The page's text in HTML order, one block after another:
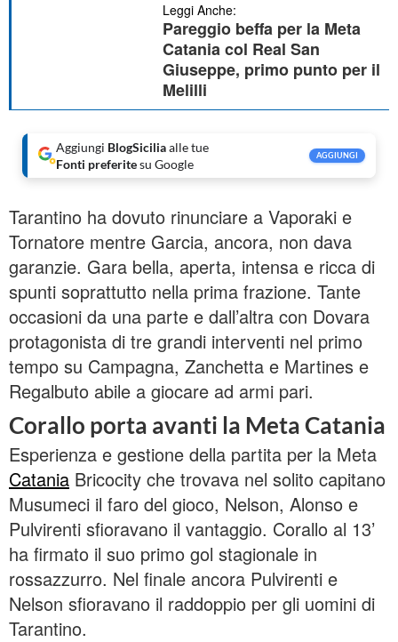
Leggi Anche:
Pareggio beffa per la Meta
Catania col Real San
Giuseppe, primo punto per il
Melilli
Aggiungi BlogSiciliaalle tue
Fonti preferitesu Google
AGGIUNGI
Tarantino ha dovuto rinunciare a Vaporaki e
Tornatore mentre Garcia, ancora, non dava
garanzie. Gara bella, aperta, intensa e ricca di
spunti soprattutto nella prima frazione. Tante
occasioni da una parte e dall’altra con Dovara
protagonista di tre grandi interventi nel primo
tempo su Campagna, Zanchetta e Martines e
Regalbuto abile a giocare ad armi pari.
Corallo porta avanti la Meta Catania
Esperienza e gestione della partita per la Meta
Catania Bricocity che trovava nel solito capitano
Musumeci il faro del gioco, Nelson, Alonso e
Pulvirenti sfioravano il vantaggio. Corallo al 13’
ha firmato il suo primo gol stagionale in
rossazzurro. Nel finale ancora Pulvirenti e
Nelson sfioravano il raddoppio per gli uomini di
Tarantino.